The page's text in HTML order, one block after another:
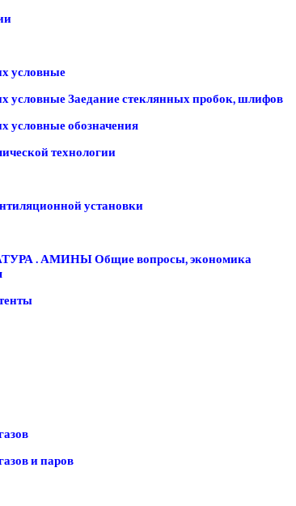
условные
условные Заедание стеклянных пробок, шлифов
условные обозначения
технологии
установки
. АМИНЫ Общие вопросы, экономика
и паров